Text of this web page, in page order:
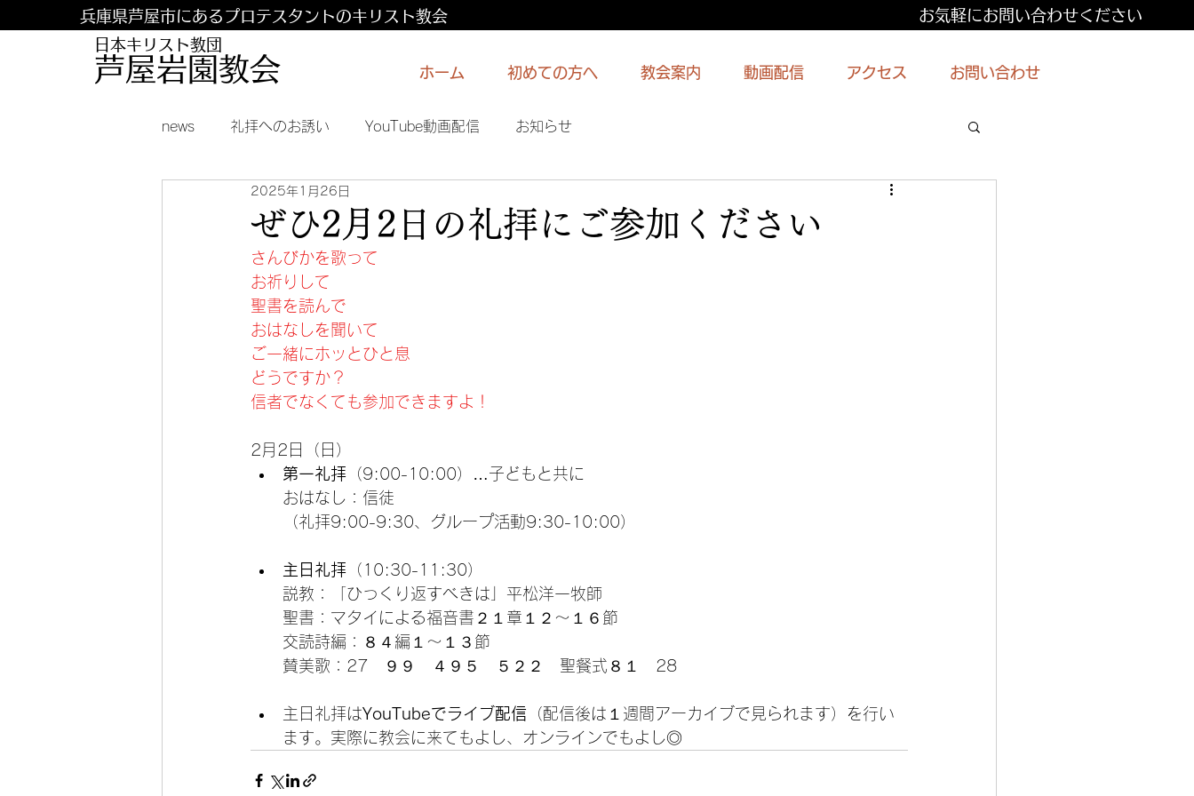
兵庫県芦屋市にあるプロテスタントのキリスト教会
お気軽にお問い合わせください
日本キリスト教団
​​芦屋岩園教会 ホーム 初めての方へ 教会案内 動画配信 アクセス お問い合わせ
news 礼拝へのお誘い YouTube動画配信 お知らせ
ぜひ2月2日の礼拝にご参加ください
2025年1月26日
さんびかを歌って
お祈りして
聖書を読んで
おはなしを聞いて
ご一緒にホッとひと息
どうですか？
信者でなくても参加できますよ！
2月2日（日）
第一礼拝 （9:00-10:00）…子どもと共に
おはなし：信徒
（礼拝9:00-9:30、グループ活動9:30-10:00）
主日礼拝 （10:30-11:30）
説教：「ひっくり返すべきは」平松洋一牧師
聖書：マタイによる福音書２１章１２〜１６節
交読詩編：８４編１〜１３節
賛美歌：27　９９　４９５　５２２　聖餐式８１　28
主日礼拝はYouTubeでライブ配信 （配信後は１週間アーカイブで見られます）を行い
ます。実際に教会に来てもよし、オンラインでもよし◎